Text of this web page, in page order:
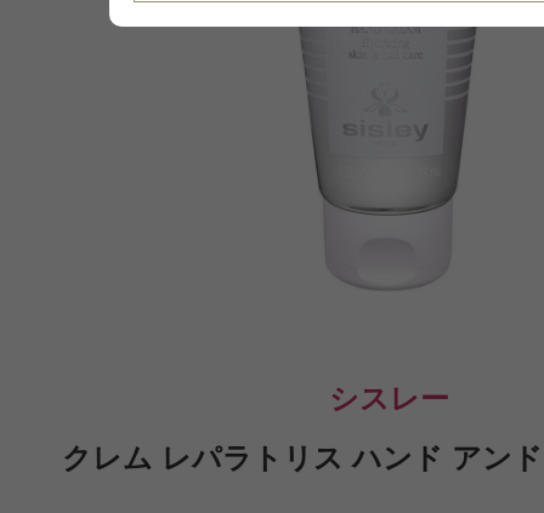
シスレー
クレム レパラトリス ハンド アン